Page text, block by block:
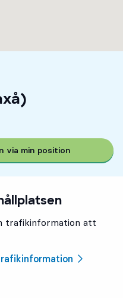
via min position
trafikinformation att